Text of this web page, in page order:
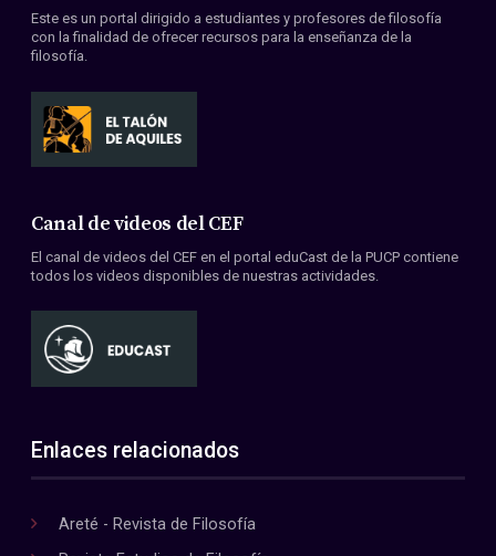
Convenios
Este es un portal dirigido a estudiantes y profesores de filosofía
con la finalidad de ofrecer recursos para la enseñanza de la
filosofía.
Canal de videos del CEF
El canal de videos del CEF en el portal eduCast de la PUCP contiene
todos los videos disponibles de nuestras actividades.
Enlaces relacionados
Areté - Revista de Filosofía